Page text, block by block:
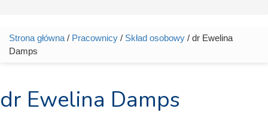
Jesteś tutaj
Strona główna / Pracownicy / Skład osobowy / dr Ewelina
Damps
dr Ewelina Damps